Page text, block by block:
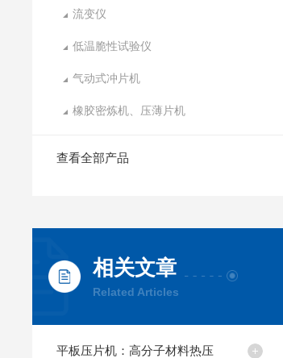
流变仪
低温脆性试验仪
气动式冲片机
橡胶密炼机、压薄片机
查看全部产品
相关文章
Related Articles
平板压片机：高分子材料热压